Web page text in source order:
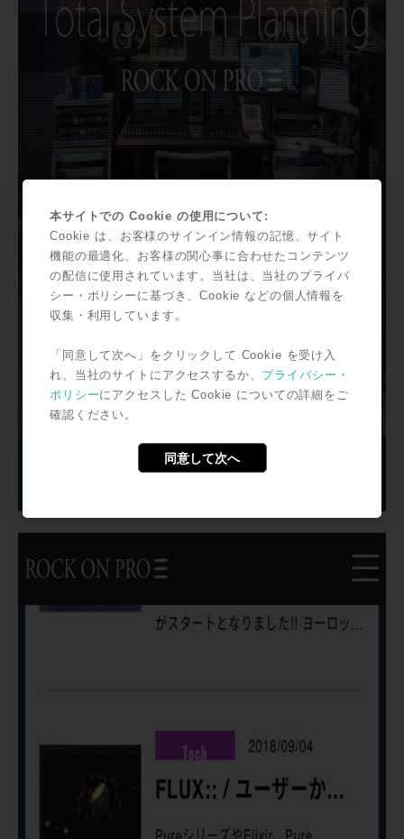
本サイトでの Cookie の使用について:
Cookie は、お客様のサインイン情報の記憶、サイト
機能の最適化、お客様の関心事に合わせたコンテンツ
の配信に使用されています。当社は、当社のプライバ
シー・ポリシーに基づき、Cookie などの個人情報を
収集・利用しています。
「同意して次へ」をクリックして Cookie を受け入
れ、当社のサイトにアクセスするか、 プライバシー・
ポリシーにアクセスした Cookie についての詳細をご
確認ください。
同意して次へ